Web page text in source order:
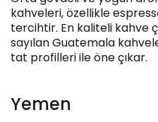
kahveleri, özellikle
tercihtir. En kaliteli kahve
sayılan Guatemala
tat profilleri ile öne çıkar.
Yemen